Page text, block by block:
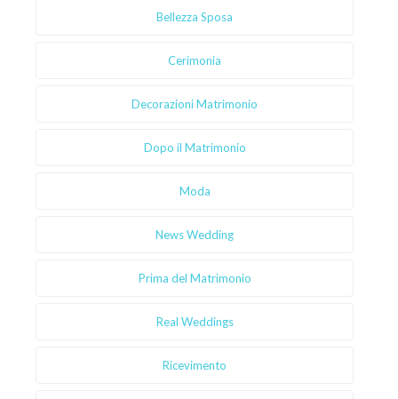
Bellezza Sposa
Cerimonia
Decorazioni Matrimonio
Dopo il Matrimonio
Moda
News Wedding
Prima del Matrimonio
Real Weddings
Ricevimento